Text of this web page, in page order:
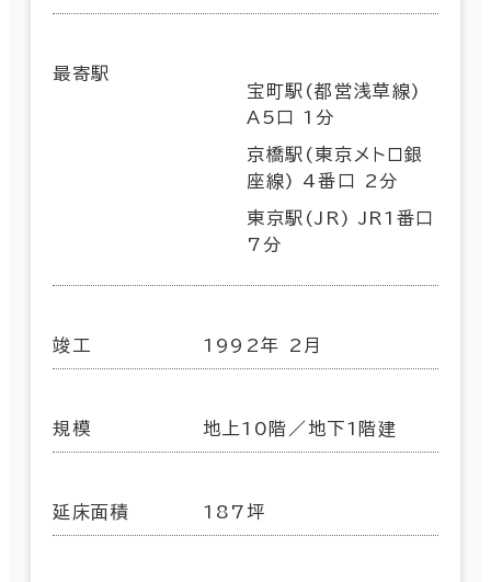
最寄駅
宝町駅(都営浅草線)
A5口 1分
京橋駅(東京メトロ銀
座線) 4番口 2分
東京駅(JR) JR1番口
7分
竣工 1992年 2月
規模 地上10階／地下1階建
延床面積 187坪